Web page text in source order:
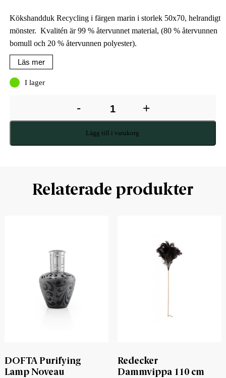
priset
var:
30kr.
priset
är:
24kr.
Kökshandduk Recycling i färgen marin i storlek 50x70, helrandigt
mönster. Kvalitén är 99 % återvunnet material, (80 % återvunnen
bomull och 20 % återvunnen polyester).
Läs mer
I lager
- +
Lägg till i varukorg
Relaterade produkter
DOFTA Purifying
Lamp Noveau
Redecker
Dammvippa 110 cm